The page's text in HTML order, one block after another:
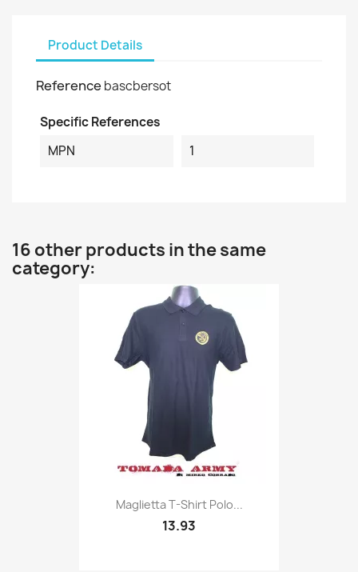
Product Details
Reference bascbersot
Specific References
MPN
1
16 other products in the same
category:
Quick view
Maglietta T-Shirt Polo...
13.93